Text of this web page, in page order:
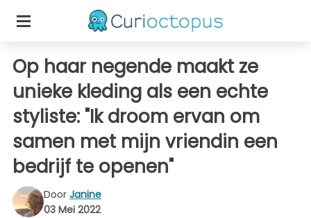
Op haar negende maakt ze
unieke kleding als een echte
styliste: "Ik droom ervan om
samen met mijn vriendin een
bedrijf te openen"
Door Janine
03 Mei 2022